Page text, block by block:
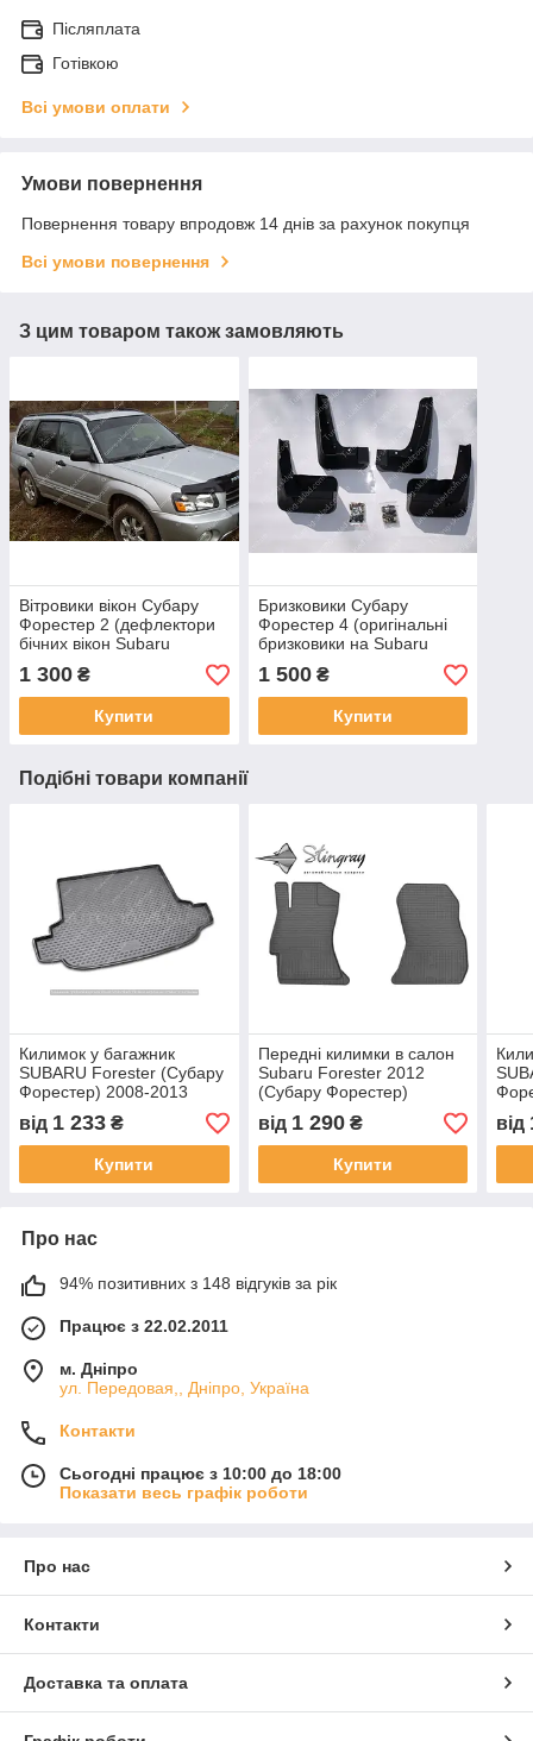
Післяплата
Готівкою
Всі умови оплати
Умови повернення
Повернення товару впродовж 14 днів за рахунок покупця
Всі умови повернення
З цим товаром також замовляють
Вітровики вікон Субару
Форестер 2 (дефлектори
бічних вікон Subaru
Forester 2 SG)
1 300 ₴
Купити
Бризковики Субару
Форестер 4 (оригінальні
бризковики на Subaru
Forester 4)
1 500₴
Купити
Подібні товари компанії
Килимок у багажник
SUBARU Forester (Субару
Форестер) 2008-2013
від 1 233 ₴
Купити
Передні килимки в салон
Subaru Forester 2012
(Субару Форестер)
від 1 290₴
Купити
від
Про нас
94% позитивних з 148 відгуків за рік
Працює з 22.02.2011
м. Дніпро
ул. Передовая,, Дніпро, Україна
Контакти
Сьогодні працює з 10:00 до 18:00
Показати весь графік роботи
Про нас
Контакти
Доставка та оплата